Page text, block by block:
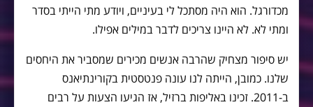
מכדורגל. הוא היה מסתכל לי בעיניים, ויודע מתי הייתי בסדר
ומתי לא. לא היינו צריכים לדבר במילים אפילו.
יש סיפור מצחיק שהרבה אנשים מכירים שמסביר את היחסים
שלנו. כמובן, הייתה לנו עונה פנטסטית בקורינתיאנס
ב-2011. זכינו באליפות ברזיל, אז הגיעו הצעות על רבים